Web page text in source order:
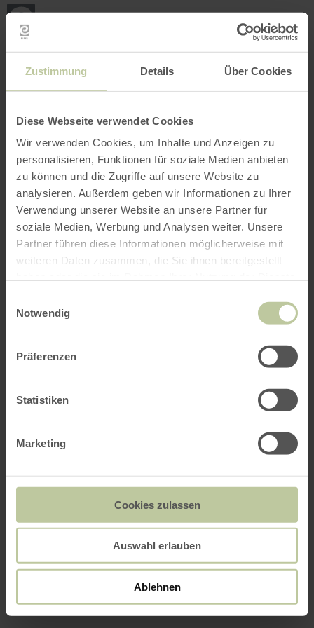
Zustimmung Details Über Cookies
Diese Webseite verwendet Cookies
Wir verwenden Cookies, um Inhalte und Anzeigen zu
personalisieren, Funktionen für soziale Medien anbieten
zu können und die Zugriffe auf unsere Website zu
analysieren. Außerdem geben wir Informationen zu Ihrer
Verwendung unserer Website an unsere Partner für
soziale Medien, Werbung und Analysen weiter. Unsere
Partner führen diese Informationen möglicherweise mit
weiteren Daten zusammen, die Sie ihnen bereitgestellt
Notwendig
Präferenzen
Statistiken
Marketing
Cookies zulassen
Auswahl erlauben
Ablehnen
Ga naar de hoofdinhoud
Ga naar de zoekfunctie
Ga naar de hoofdnavigatie
Ga naar de voettekst
Terug
naar
startpagina
ZOEKEN MENU
Het onderstaande vrijetijdsaanbod is door de
aanbieder Vulkanpark GmbH op het
aanbieder Vulkanpark GmbH is als enige
verantwoordelijk voor de inhoud.